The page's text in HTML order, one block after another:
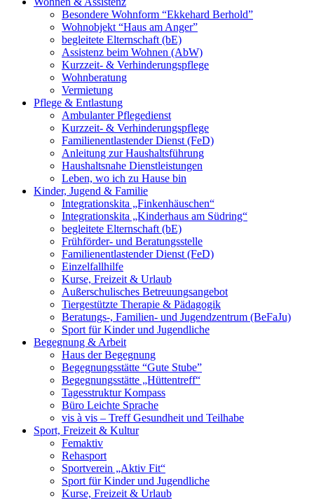
Besondere Wohnform “Ekkehard Berhold”
Wohnobjekt “Haus am Anger”
begleitete Elternschaft (bE)
Assistenz beim Wohnen (AbW)
Kurzzeit- & Verhinderungspflege
Wohnberatung
Vermietung
Pflege & Entlastung
Ambulanter Pflegedienst
Kurzzeit- & Verhinderungspflege
Familienentlastender Dienst (FeD)
Anleitung zur Haushaltsführung
Haushaltsnahe Dienstleistungen
Leben, wo ich zu Hause bin
Kinder, Jugend & Familie
Integrationskita „Finkenhäuschen“
Integrationskita „Kinderhaus am Südring“
begleitete Elternschaft (bE)
Frühförder- und Beratungsstelle
Familienentlastender Dienst (FeD)
Einzelfallhilfe
Kurse, Freizeit & Urlaub
Außerschulisches Betreuungsangebot
Tiergestützte Therapie & Pädagogik
Beratungs-, Familien- und Jugendzentrum (BeFaJu)
Sport für Kinder und Jugendliche
Begegnung & Arbeit
Haus der Begegnung
Begegnungsstätte “Gute Stube”
Begegnungsstätte „Hüttentreff“
Tagesstruktur Kompass
Büro Leichte Sprache
vis à vis – Treff Gesundheit und Teilhabe
Sport, Freizeit & Kultur
Femaktiv
Rehasport
Sportverein „Aktiv Fit“
Sport für Kinder und Jugendliche
Kurse, Freizeit & Urlaub